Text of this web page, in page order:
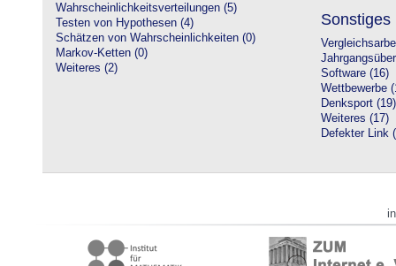
Wahrscheinlichkeitsverteilungen (5)
Testen von Hypothesen (4)
Schätzen von Wahrscheinlichkeiten (0)
Markov-Ketten (0)
Weiteres (2)
Sonstiges
Software (16)
Wettbewerbe
Denksport (19)
Weiteres (17)
Defekter Link